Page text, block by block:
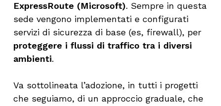
ExpressRoute (Microsoft). Sempre in questa
sede vengono implementati e configurati
servizi di sicurezza di base (es, firewall), per
proteggere i flussi di traffico tra i diversi
ambienti.
Va sottolineata l’adozione, in tutti i progetti
che seguiamo, di un approccio graduale, che